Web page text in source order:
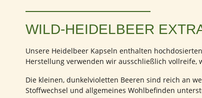
WILD-HEIDELBEER
Unsere Heidelbeer Kapseln enthalten
Herstellung verwenden wir ausschließlich vollreife,
Die kleinen, dunkelvioletten Beeren sind reich an
Stoffwechsel und allgemeines Wohlbefinden